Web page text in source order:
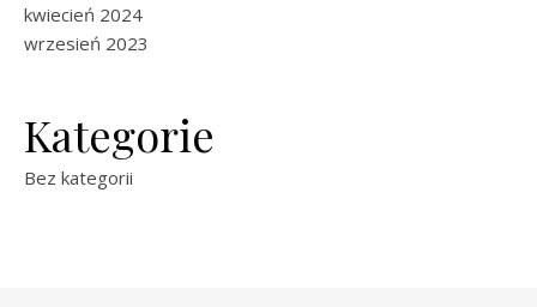
kwiecień 2024
wrzesień 2023
Kategorie
Bez kategorii